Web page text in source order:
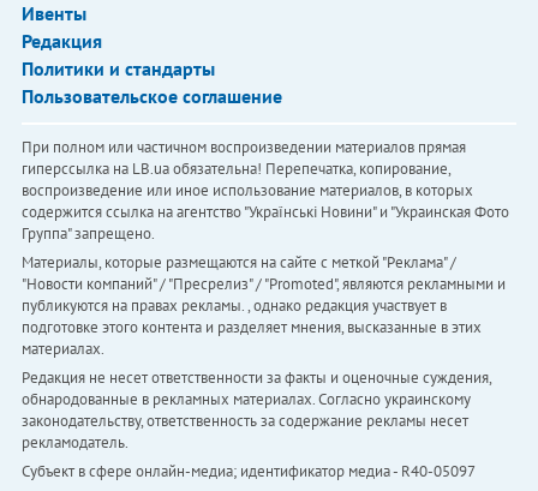
Ивенты
Редакция
Политики и стандарты
Пользовательское соглашение
При полном или частичном воспроизведении материалов прямая
гиперссылка на LB.ua обязательна! Перепечатка, копирование,
воспроизведение или иное использование материалов, в которых
содержится ссылка на агентство "Українськi Новини" и "Украинская Фото
Группа" запрещено.
Материалы, которые размещаются на сайте с меткой "Реклама" /
"Новости компаний" / "Пресрелиз" / "Promoted", являются рекламными и
публикуются на правах рекламы. , однако редакция участвует в
подготовке этого контента и разделяет мнения, высказанные в этих
материалах.
Редакция не несет ответственности за факты и оценочные суждения,
обнародованные в рекламных материалах. Согласно украинскому
законодательству, ответственность за содержание рекламы несет
рекламодатель.
Субъект в сфере онлайн-медиа; идентификатор медиа - R40-05097